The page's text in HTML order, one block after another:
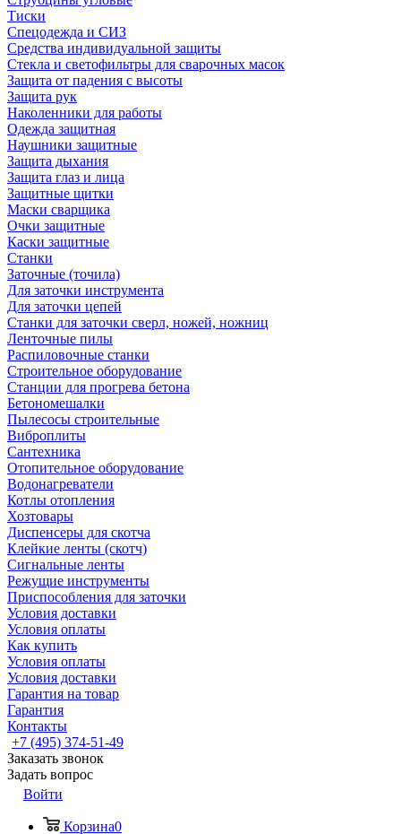
Тиски
Спецодежда и СИЗ
Средства индивидуальной защиты
Стекла и светофильтры для сварочных масок
Защита от падения с высоты
Защита рук
Наколенники для работы
Одежда защитная
Наушники защитные
Защита дыхания
Защита глаз и лица
Защитные щитки
Маски сварщика
Очки защитные
Каски защитные
Станки
Заточные (точила)
Для заточки инструмента
Для заточки цепей
Станки для заточки сверл, ножей, ножниц
Ленточные пилы
Распиловочные станки
Строительное оборудование
Станции для прогрева бетона
Бетономешалки
Пылесосы строительные
Виброплиты
Сантехника
Отопительное оборудование
Водонагреватели
Котлы отопления
Хозтовары
Диспенсеры для скотча
Клейкие ленты (скотч)
Сигнальные ленты
Режущие инструменты
Приспособления для заточки
Условия доставки
Условия оплаты
Как купить
Условия оплаты
Условия доставки
Гарантия на товар
Гарантия
Контакты
+7 (495) 374-51-49
Заказать звонок
Задать вопрос
Войти
Корзина0